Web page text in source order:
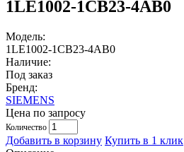
1LE1002-1CB23-4AB0
Модель:
1LE1002-1CB23-4AB0
Наличие:
Под заказ
Бренд:
SIEMENS
Цена по запросу
Количество
Добавить в корзину Купить в 1 клик